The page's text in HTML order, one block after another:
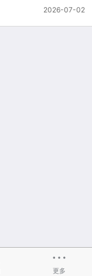
2026-07-02
更多